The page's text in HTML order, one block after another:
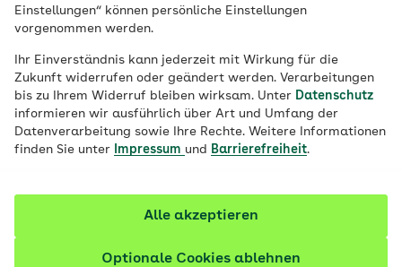
Einstellungen“ können persönliche Einstellungen
vorgenommen werden.
Ihr Einverständnis kann jederzeit mit Wirkung für die
Zukunft widerrufen oder geändert werden. Verarbeitungen
bis zu Ihrem Widerruf bleiben wirksam. Unter Datenschutz
informieren wir ausführlich über Art und Umfang der
Datenverarbeitung sowie Ihre Rechte. Weitere Informationen
finden Sie unter
Impressum und Barrierefreiheit.
Optionale Cookies ablehnen
Alle akzeptieren